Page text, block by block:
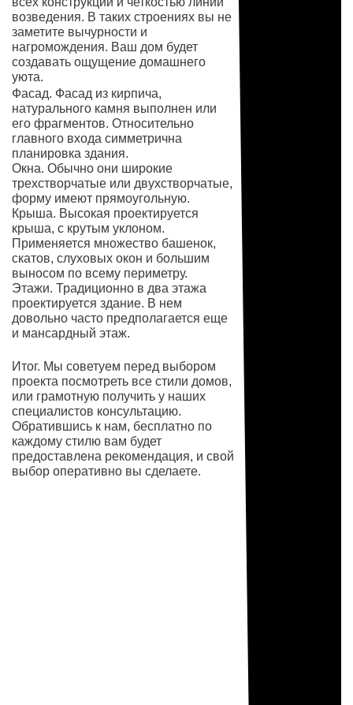
возведения. В таких строениях вы не
заметите вычурности и
нагромождения. Ваш дом будет
создавать ощущение домашнего
уюта.
Фасад. Фасад из кирпича,
натурального камня выполнен или
его фрагментов. Относительно
главного входа симметрична
планировка здания.
Окна. Обычно они широкие
трехстворчатые или двухстворчатые,
форму имеют прямоугольную.
Крыша. Высокая проектируется
крыша, с крутым уклоном.
Применяется множество башенок,
скатов, слуховых окон и большим
выносом по всему периметру.
Этажи. Традиционно в два этажа
проектируется здание. В нем
довольно часто предполагается еще
и мансардный этаж.
Итог. Мы советуем перед выбором
проекта посмотреть все стили домов,
или грамотную получить у наших
специалистов консультацию.
Обратившись к нам, бесплатно по
каждому стилю вам будет
предоставлена рекомендация, и свой
выбор оперативно вы сделаете.